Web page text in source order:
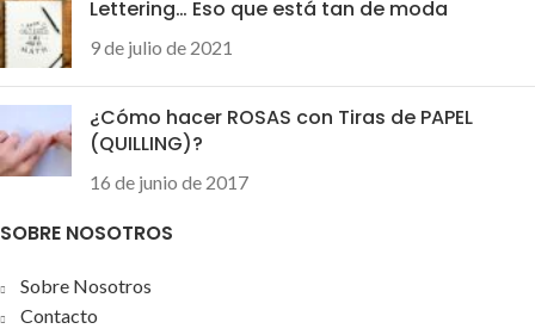
Lettering… Eso que está tan de moda
9 de julio de 2021
¿Cómo hacer ROSAS con Tiras de PAPEL
(QUILLING)?
16 de junio de 2017
SOBRE NOSOTROS
Sobre Nosotros
Contacto